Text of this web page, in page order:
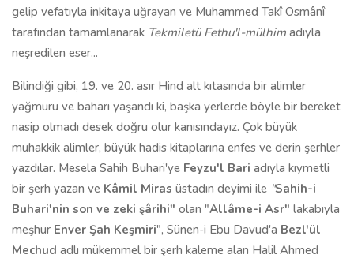
gelip vefatıyla inkitaya uğrayan ve Muhammed Takî Osmânî
tarafından tamamlanarak Tekmiletü Fethu'l-mülhim adıyla
neşredilen eser...
Bilindiği gibi, 19. ve 20. asır Hind alt kıtasında bir alimler
yağmuru ve baharı yaşandı ki, başka yerlerde böyle bir bereket
nasip olmadı desek doğru olur kanısındayız. Çok büyük
muhakkik alimler, büyük hadis kitaplarına enfes ve derin şerhler
yazdılar. Mesela Sahih Buhari'ye Feyzu'l Bari adıyla kıymetli
bir şerh yazan ve Kâmil Miras üstadın deyimi ile "Sahih-i
Buhari'nin son ve zeki şârihi" olan "Allâme-i Asr" lakabıyla
meşhur Enver Şah Keşmiri", Sünen-i Ebu Davud'a Bezl'ül
Mechud adlı mükemmel bir şerh kaleme alan Halil Ahmed